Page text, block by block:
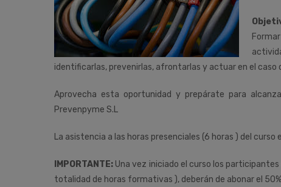
identificarlas, prevenirlas, afrontarlas y actuar en el caso
Aprovecha esta oportunidad y prepárate para
Prevenpyme S.L
La asistencia a las horas presenciales (6 horas ) del
IMPORTANTE: Una vez iniciado el curso los
totalidad de horas formativas ), deberán de abonar el